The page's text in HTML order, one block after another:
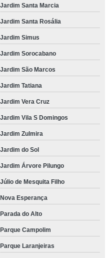
Jardim Santa Marcia
Jardim Santa Rosália
Jardim Simus
Jardim Sorocabano
Jardim São Marcos
Jardim Tatiana
Jardim Vera Cruz
Jardim Vila S Domingos
Jardim Zulmira
Jardim do Sol
Jardim Árvore Pilungo
Júlio de Mesquita Filho
Nova Esperança
Parada do Alto
Parque Campolim
Parque Laranjeiras